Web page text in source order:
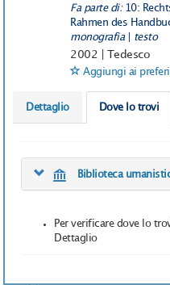
Fa parte di: 10:
Rahmen des
monografia| testo
2002 Tedesco
Aggiungi ai
Dettaglio Dove lo trovi
Biblioteca
Per verificare dove lo
Dettaglio